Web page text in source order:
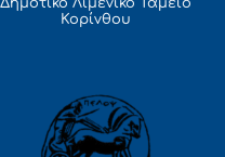
Κορίνθου